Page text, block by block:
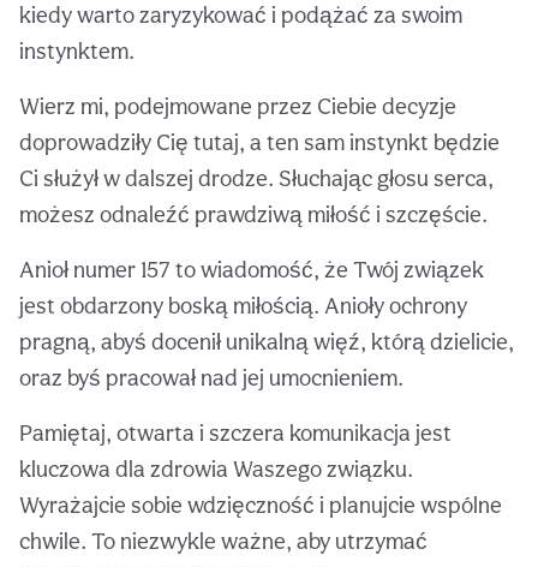
kiedy warto zaryzykować i podążać za swoim
instynktem.
Wierz mi, podejmowane przez Ciebie decyzje
doprowadziły Cię tutaj, a ten sam instynkt będzie
Ci służył w dalszej drodze. Słuchając głosu serca,
możesz odnaleźć prawdziwą miłość i szczęście.
Anioł numer 157 to wiadomość, że Twój związek
jest obdarzony boską miłością. Anioły ochrony
pragną, abyś docenił unikalną więź, którą dzielicie,
oraz byś pracował nad jej umocnieniem.
Pamiętaj, otwarta i szczera komunikacja jest
kluczowa dla zdrowia Waszego związku.
Wyrażajcie sobie wdzięczność i planujcie wspólne
chwile. To niezwykle ważne, aby utrzymać